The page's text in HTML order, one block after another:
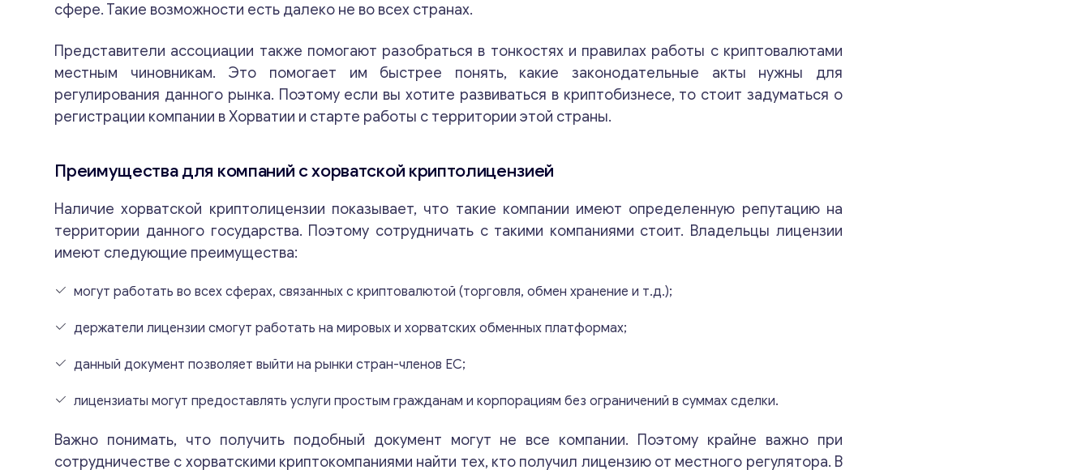
ближайшее время.
E
m
Ваши комментарии
сфере. Такие возможности есть далеко не во всех странах.
Представители ассоциации также помогают разобраться в тонкостях и правилах работы с криптовалютами
местным чиновникам. Это помогает им быстрее понять, какие законодательные акты нужны для
регулирования данного рынка. Поэтому если вы хотите развиваться в криптобизнесе, то стоит задуматься о
регистрации компании в Хорватии и старте работы с территории этой страны.
Преимущества для компаний с хорватской криптолицензией
Наличие хорватской криптолицензии показывает, что такие компании имеют определенную репутацию на
территории данного государства. Поэтому сотрудничать с такими компаниями стоит. Владельцы лицензии
имеют следующие преимущества:
могут работать во всех сферах, связанных с криптовалютой (торговля, обмен хранение и т.д.);
держатели лицензии смогут работать на мировых и хорватских обменных платформах;
данный документ позволяет выйти на рынки стран-членов ЕС;
лицензиаты могут предоставлять услуги простым гражданам и корпорациям без ограничений в суммах сделки.
Важно понимать, что получить подобный документ могут не все компании. Поэтому крайне важно при
сотрудничестве с хорватскими криптокомпаниями найти тех, кто получил лицензию от местного регулятора. В